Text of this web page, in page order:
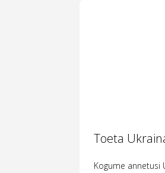
Toeta
Kogume annetusi